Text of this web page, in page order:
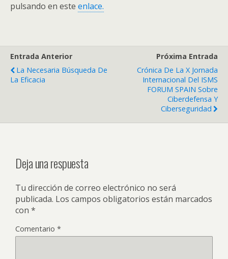
pulsando en este enlace.
Entrada Anterior
La Necesaria Búsqueda De
La Eficacia
Próxima Entrada
Crónica De La X Jornada
Internacional Del ISMS
FORUM SPAIN Sobre
Ciberdefensa Y
Ciberseguridad
Deja una respuesta
Tu dirección de correo electrónico no será
publicada. Los campos obligatorios están marcados
con *
Comentario *